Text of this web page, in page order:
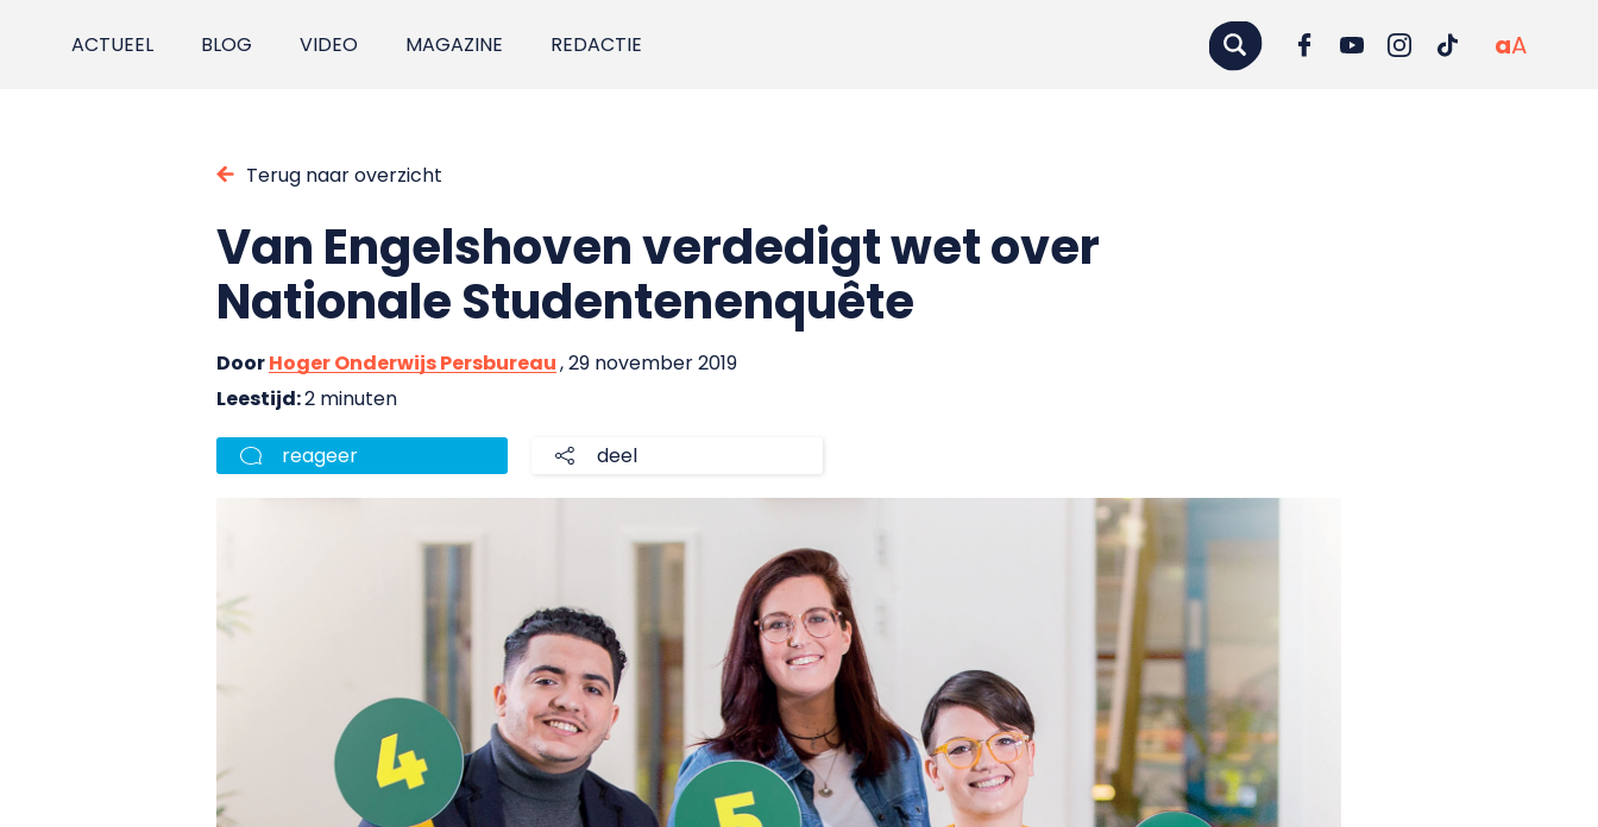
ACTUEEL BLOG VIDEO MAGAZINE REDACTIE aA
Terug naar overzicht
Van Engelshoven verdedigt wet over
Nationale Studentenenquête
DoorHoger Onderwijs Persbureau, 29 november 2019
Leestijd:2 minuten
reageer deel